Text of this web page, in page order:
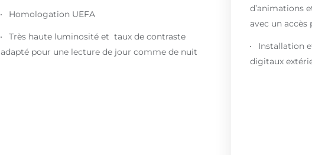
Homologation UEFA
Très haute luminosité et taux de contraste
adapté pour une lecture de jour comme de nuit
d’animations
avec un
Installation
digitaux